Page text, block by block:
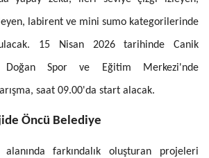
labirent ve mini sumo kategorilerinde
15 Nisan 2026 tarihinde Canik
Doğan Spor ve Eğitim Merkezi'nde
saat 09.00'da start alacak.
Öncü Belediye
farkındalık oluşturan projeleri